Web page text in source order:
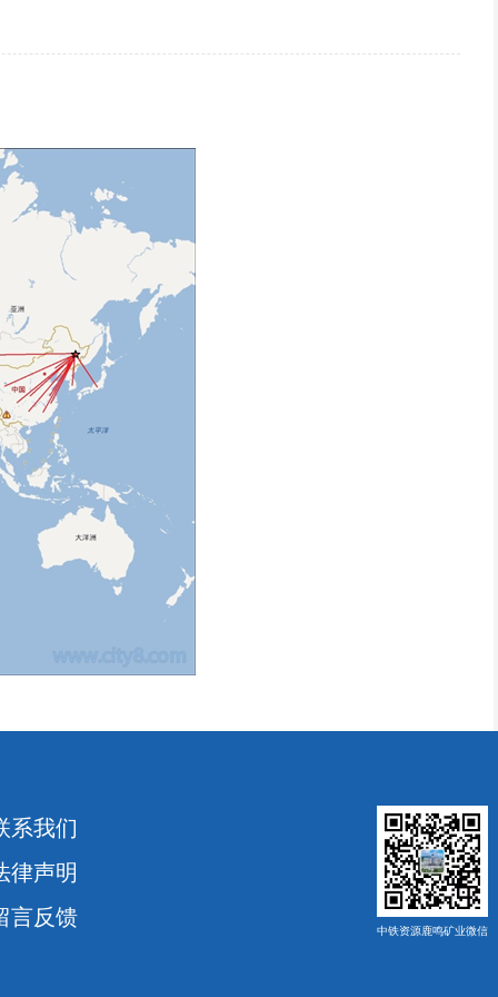
系我们
律声明
言反馈
中铁资源鹿鸣矿业微信